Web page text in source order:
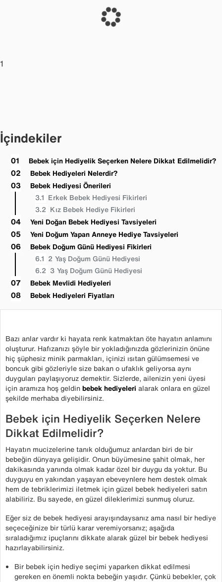
1
İçindekiler
Bebek için Hediyelik Seçerken Nelere Dikkat Edilmelidir?
Bebek Hediyeleri Nelerdir?
Bebek Hediyesi Önerileri
Erkek Bebek Hediyesi Fikirleri
Kız Bebek Hediye Fikirleri
Yeni Doğan Bebek Hediyesi Tavsiyeleri
Yeni Doğum Yapan Anneye Hediye Tavsiyeleri
Bebek Doğum Günü Hediyesi Fikirleri
2 Yaş Doğum Günü Hediyesi
3 Yaş Doğum Günü Hediyesi
Bebek Mevlidi Hediyeleri
Bebek Hediyeleri Fiyatları
Bazı anlar vardır ki hayata renk katmaktan öte hayatın anlamını
oluşturur. Hafızanızı şöyle bir yokladığınızda gözlerinizin önüne
hiç şüphesiz minik parmakları, içinizi ısıtan gülümsemesi ve
boncuk gibi gözleriyle size bakan o ufaklık geliyorsa aynı
duyguları paylaşıyoruz demektir. Sizlerde, ailenizin yeni üyesi
için aramıza hoş geldinbebek hediyeleri alarak onlara en güzel
şekilde merhaba diyebilirsiniz.
Bebek için Hediyelik Seçerken Nelere
Dikkat Edilmelidir?
Hayatın mucizelerine tanık olduğumuz anlardan biri de bir
bebeğin dünyaya gelişidir. Onun büyümesine şahit olmak, her
dakikasında yanında olmak kadar özel bir duygu da yoktur. Bu
duyguyu en yakından yaşayan ebeveynlere hem destek olmak
hem de tebriklerimizi iletmek için güzel bebek hediyeleri satın
alabiliriz. Bu sayede, en güzel dileklerimizi sunmuş oluruz.
Eğer siz de bebek hediyesi arayışındaysanız ama nasıl bir hediye
seçeceğinize bir türlü karar veremiyorsanız; aşağıda
sıraladığımız ipuçlarını dikkate alarak güzel bir bebek hediyesi
hazırlayabilirsiniz.
Bir bebek için hediye seçimi yaparken dikkat edilmesi
gereken en önemli nokta bebeğin yaşıdır. Çünkü bebekler, çok